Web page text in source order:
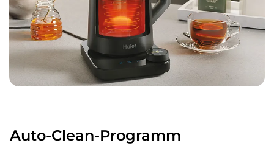
Auto-Clean-Programm